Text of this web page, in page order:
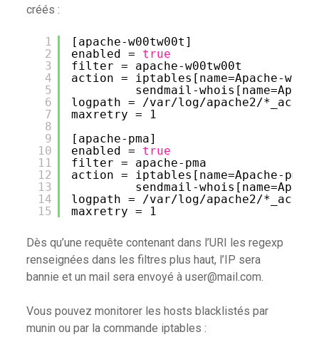
créés :
1
2
3
4
5
6
7
8
9
10
11
12
13
14
15
[apache-w00tw00t]
enabled = true
filter = apache-w00tw00t
action = iptables[name=Apache-
sendmail-
logpath = /var/log/apache2/
maxretry = 1
[apache-pma]
enabled = true
filter = apache-pma
action = iptables[name=Apache-
sendmail-
logpath = /var/log/apache2/
maxretry = 1
Dès qu’une requête contenant dans l’URI les regexp
renseignées dans les filtres plus haut, l’IP sera
bannie et un mail sera envoyé à user@mail.com.
Vous pouvez monitorer les hosts blacklistés par
munin ou par la commande iptables :